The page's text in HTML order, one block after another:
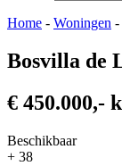
Home - Woningen -
Bosvilla de
€ 450.000,-
Beschikbaar
+ 38